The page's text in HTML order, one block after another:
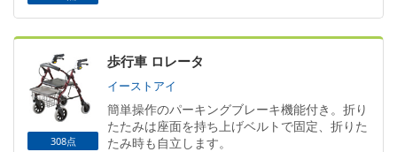
308点
歩行車 ロレータ
イーストアイ
簡単操作のパーキングブレーキ機能付き。 折り
たたみは座面を持ち上げベルトで固定、折りた
たみ時も自立します。